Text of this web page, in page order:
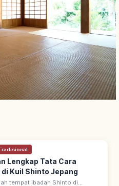
Lengkap Tata Cara
di Kuil Shinto Jepang
tempat ibadah Shinto di